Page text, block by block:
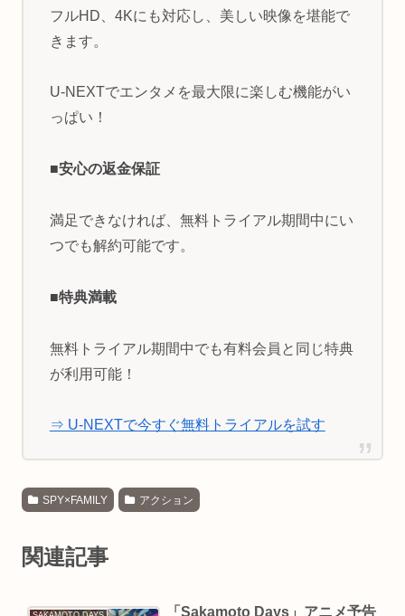
フルHD、4Kにも対応し、美しい映像を堪能で
きます。
U-NEXTでエンタメを最大限に楽しむ機能がい
っぱい！
■安心の返金保証
満足できなければ、無料トライアル期間中にい
つでも解約可能です。
■特典満載
無料トライアル期間中でも有料会員と同じ特典
が利用可能！
⇒ U-NEXTで今すぐ無料トライアルを試す
SPY×FAMILY アクション
関連記事
「Sakamoto Days」アニメ予告